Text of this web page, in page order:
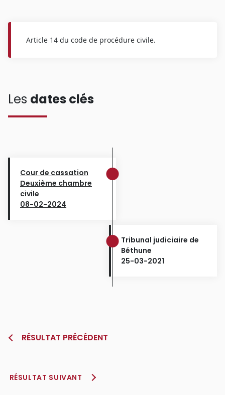
Article 14 du code de procédure civile.
Les dates clés
Cour de cassation
Deuxième chambre
civile
08-02-2024
Tribunal judiciaire de
Béthune
25-03-2021
RÉSULTAT PRÉCÉDENT
RÉSULTAT SUIVANT